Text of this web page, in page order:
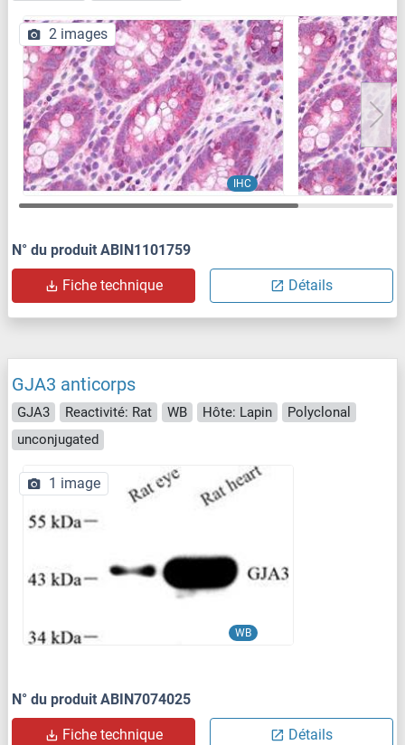
IHC
2 images
N° du produit ABIN1101759
Fiche technique Détails
GJA3 anticorps
GJA3 Reactivité: Rat WB Hôte: Lapin
Polyclonal
unconjugated
WB
1 image
N° du produit ABIN7074025
Fiche technique Détails